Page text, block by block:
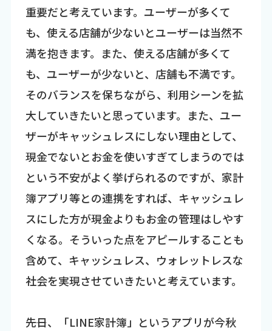
重要だと考えています。ユーザーが多くて
も、使える店舗が少ないとユーザーは当然不
満を抱きます。また、使える店舗が多くて
も、ユーザーが少ないと、店舗も不満です。
そのバランスを保ちながら、利用シーンを拡
大していきたいと思っています。また、ユー
ザーがキャッシュレスにしない理由として、
現金でないとお金を使いすぎてしまうのでは
という不安がよく挙げられるのですが、家計
簿アプリ等との連携をすれば、キャッシュレ
スにした方が現金よりもお金の管理はしやす
くなる。そういった点をアピールすることも
含めて、キャッシュレス、ウォレットレスな
社会を実現させていきたいと考えています。
――先日、「LINE家計簿」というアプリが今秋